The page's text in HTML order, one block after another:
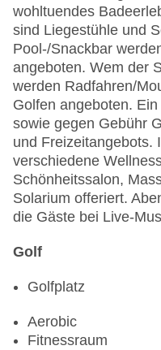
wohltuendes
sind Liegestühle und
Pool-/Snackbar
angeboten. Wem der
werden Radfahren/
Golfen angeboten.
sowie gegen Gebühr
und Freizeitangebots.
verschiedene
Schönheitssalon,
Solarium offeriert.
die Gäste bei Live-
Golf
Golfplatz
Aerobic
Fitnessraum